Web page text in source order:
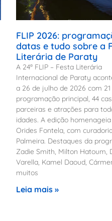
FLIP 2026:
datas e tudo sobre a
Literária de Paraty
A 24ª FLIP – Festa Literária
Internacional de Paraty
a 26 de julho de 2026 com
programação principal, 44
parceiras e atrações para
idades. A edição
Orides Fontela, com
Palmeira. Destaques da
Zadie Smith, Milton Hatoum,
Varella, Kamel Daoud,
muitos
Leia mais »